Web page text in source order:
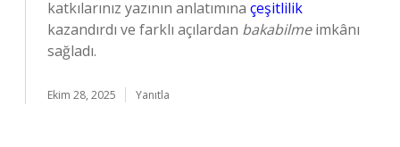
katkılarınız yazının anlatımına çeşitlilik
kazandırdı ve farklı açılardan bakabilmeimkânı
sağladı.
Ekim 28, 2025 Yanıtla